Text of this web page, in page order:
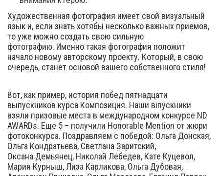
Художественная фотография имеет свой визуальный
язык и, если знать хотябьі несколько важных приемов,
то уже можно создать свою сильную
фотографию. Именно такая фотография положит
начало новому авторскому проекту. Который, в свою
очередь, станет основой вашего собственного стиля!
Вот, как пример, история побед пятнадцати
выпускников курса Композиция. Наши віпускники
взяли призовые места в международном конкурсе ND
AWARDs. Еще 5 – получили Honorable Mention от жюри
фотоконкурса. Поздравляем с победой: Ольга Донская,
Ольга Кондратьева, Светлана Заритский,
Оксана.Демьянец, Николай Лебедев, Кате Куцевол,
Мария Курныш, Лиза Карликова, Ольга Дубовая,